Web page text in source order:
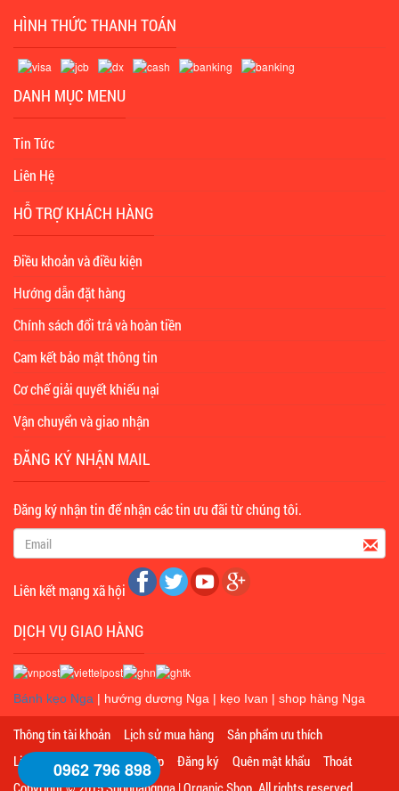
HÌNH THỨC THANH TOÁN
DANH MỤC MENU
Tin Tức
Liên Hệ
HỖ TRỢ KHÁCH HÀNG
Điều khoản và điều kiện
Hướng dẫn đặt hàng
Chính sách đổi trả và hoàn tiền
Cam kết bảo mật thông tin
Cơ chế giải quyết khiếu nại
Vận chuyển và giao nhận
ĐĂNG KÝ NHẬN MAIL
Đăng ký nhận tin để nhận các tin ưu đãi từ chúng tôi.
Liên kết mạng xã hội
DỊCH VỤ GIAO HÀNG
Bánh kẹo Nga | hướng dương Nga | kẹo Ivan | shop hàng Nga
Thông tin tài khoản Lịch sử mua hàng
Sản phẩm ưu thích
Lịch sử truy cập
Đăng nhập Đăng ký Quên mật khẩu
Thoát
0962 796 898